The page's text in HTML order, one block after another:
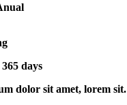
days
dolor sit amet, lorem sit.